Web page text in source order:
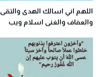
اللهم اني اسالك الهدى والتقى
والعفاف والغنى اسلام ويب